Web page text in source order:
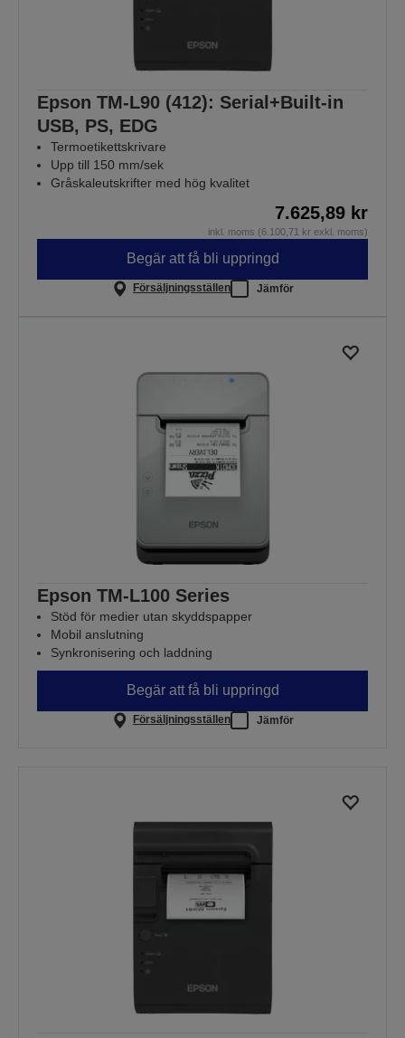
Epson TM-L90 (412): Serial+Built-in
USB, PS, EDG
Termoetikettskrivare
Upp till 150 mm/sek
Gråskaleutskrifter med hög kvalitet
7.625,89 kr
inkl. moms (6.100,71 kr exkl. moms)
Begär att få bli uppringd
Försäljningsställen Jämför
Epson TM-L100 Series
Stöd för medier utan skyddspapper
Mobil anslutning
Synkronisering och laddning
Begär att få bli uppringd
Försäljningsställen Jämför